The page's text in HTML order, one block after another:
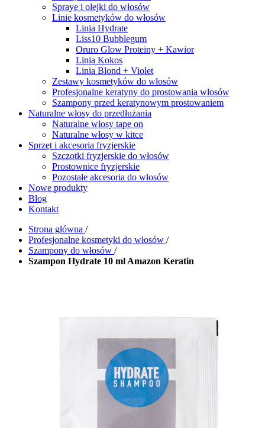
Spraye i olejki do włosów
Linie kosmetyków do włosów
Linia Hydrate
Liss10 Bubblegum
Oruro Glow Proteiny + Kawior
Linia Kokos
Linia Blond + Violet
Zestawy kosmetyków do włosów
Profesjonalne keratyny do prostowania włosów
Szampony przed keratynowym prostowaniem
Naturalne włosy do przedłużania
Naturalne włosy tape on
Naturalne włosy w kitce
Sprzęt i akcesoria fryzjerskie
Szczotki fryzjerskie do włosów
Prostownice fryzjerskie
Pozostałe akcesoria do włosów
Nowe produkty
Blog
Kontakt
Strona główna /
Profesjonalne kosmetyki do włosów /
Szampony do włosów /
Szampon Hydrate 10 ml Amazon Keratin